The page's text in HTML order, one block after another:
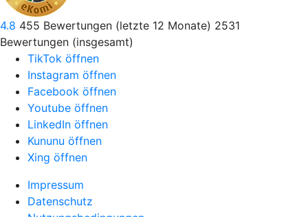
4.8 455 Bewertungen (letzte 12 Monate) 2531
Bewertungen (insgesamt)
TikTok öffnen
Instagram öffnen
Facebook öffnen
Youtube öffnen
LinkedIn öffnen
Kununu öffnen
Xing öffnen
Impressum
Datenschutz